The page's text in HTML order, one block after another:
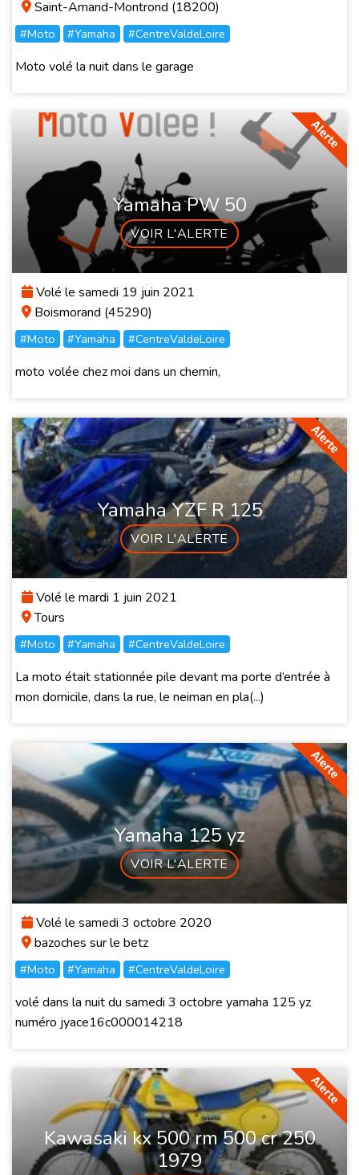
Saint-Amand-Montrond (18200)
#Moto #Yamaha #CentreValdeLoire
Moto volé la nuit dans le garage
Yamaha PW 50
VOIR L'ALERTE
Volé le samedi 19 juin 2021
Boismorand (45290)
#Moto #Yamaha #CentreValdeLoire
moto volée chez moi dans un chemin,
Yamaha YZF R 125
VOIR L'ALERTE
Volé le mardi 1 juin 2021
Tours
#Moto #Yamaha #CentreValdeLoire
La moto était stationnée pile devant ma porte d’entrée à
mon domicile, dans la rue, le neiman en pla(...)
Yamaha 125 yz
VOIR L'ALERTE
Volé le samedi 3 octobre 2020
bazoches sur le betz
#Moto #Yamaha #CentreValdeLoire
volé dans la nuit du samedi 3 octobre yamaha 125 yz
numéro jyace16c000014218
Kawasaki kx 500 rm 500 cr 250
1979